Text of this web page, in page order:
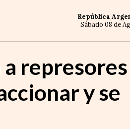
República
Sábado 08 de
represores
y se